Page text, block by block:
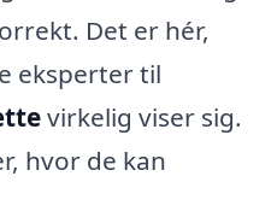
Det er hér,
eksperter til
virkelig viser sig.
hvor de kan